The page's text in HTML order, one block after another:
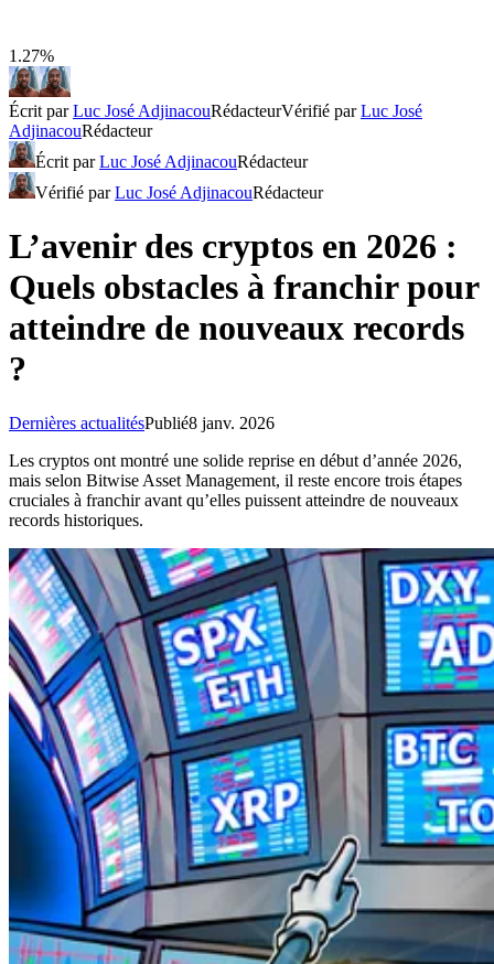
1.27%
Écrit parLuc José AdjinacouRédacteurVérifié parLuc José
AdjinacouRédacteur
Écrit parLuc José AdjinacouRédacteur
Vérifié parLuc José AdjinacouRédacteur
L’avenir des cryptos en 2026 :
Quels obstacles à franchir pour
atteindre de nouveaux records
?
Dernières actualitésPublié8 janv. 2026
Les cryptos ont montré une solide reprise en début d’année 2026,
mais selon Bitwise Asset Management, il reste encore trois étapes
cruciales à franchir avant qu’elles puissent atteindre de nouveaux
records historiques.